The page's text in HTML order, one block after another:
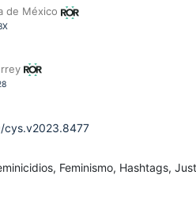
de México
cys.v2023.8477
Feminismo, Hashtags,